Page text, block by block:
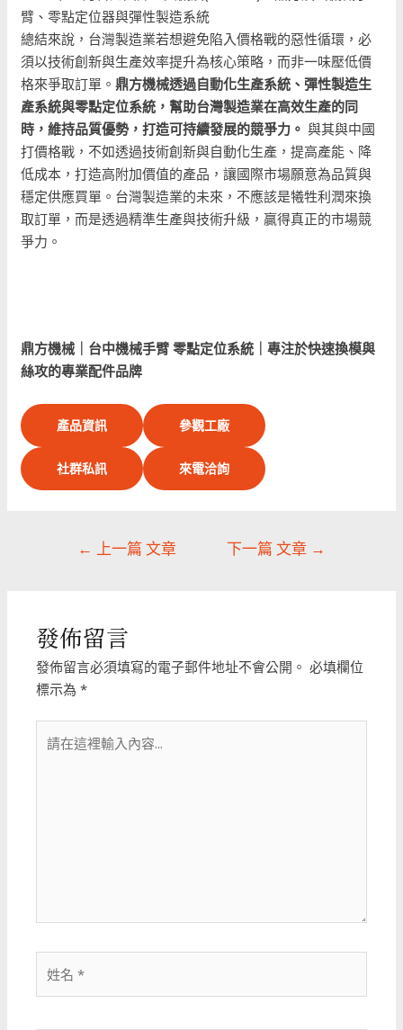
臂、零點定位器與彈性製造系統
總結來說，台灣製造業若想避免陷入價格戰的惡性循環，必
須以技術創新與生產效率提升為核心策略，而非一味壓低價
格來爭取訂單。鼎方機械透過自動化生產系統、彈性製造生
產系統與零點定位系統，幫助台灣製造業在高效生產的同
時，維持品質優勢，打造可持續發展的競爭力。 與其與中國
打價格戰，不如透過技術創新與自動化生產，提高產能、降
低成本，打造高附加價值的產品，讓國際市場願意為品質與
穩定供應買單。台灣製造業的未來，不應該是犧牲利潤來換
取訂單，而是透過精準生產與技術升級，贏得真正的市場競
爭力。
鼎方機械｜台中機械手臂 零點定位系統｜專注於快速換模與
絲攻的專業配件品牌
產品資訊 參觀工廠
社群私訊 來電洽詢
← 上一篇 文章 下一篇 文章 →
發佈留言
發佈留言必須填寫的電子郵件地址不會公開。 必填欄位
標示為*
在
名